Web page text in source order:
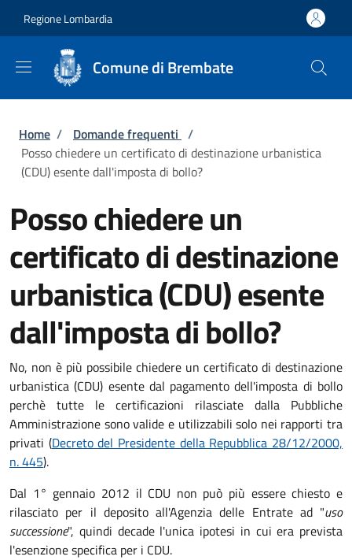
Regione Lombardia
Comune di Brembate
Briciole di pane
Home / Domande frequenti /
Posso chiedere un certificato di destinazione urbanistica
(CDU) esente dall'imposta di bollo?
Posso chiedere un
certificato di destinazione
urbanistica (CDU) esente
dall'imposta di bollo?
No, non è più possibile chiedere un certificato di destinazione
urbanistica (CDU) esente dal pagamento dell'imposta di bollo
perchè tutte le certificazioni rilasciate dalla Pubbliche
Amministrazione sono valide e utilizzabili solo nei rapporti tra
privati (Decreto del Presidente della Repubblica 28/12/2000,
n. 445).
Dal 1° gennaio 2012 il CDU non può più essere chiesto e
rilasciato per il deposito all'Agenzia delle Entrate ad "uso
successione", quindi decade l'unica ipotesi in cui era prevista
l'esenzione specifica per i CDU.